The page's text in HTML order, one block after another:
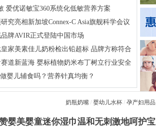
爱优诺敏宝360系统化低敏营养方案
究亮相新加坡Connex-C Asia旗舰科学会议
牌AVIR正式登陆中国市场
家美素佳儿奶粉检出铅超标 品牌方称符合
道新蓝海 婴标植物奶米布丁树立行业安全
婴儿辅食吗？营养针真均衡？
奶瓶奶嘴 / 婴幼儿水杯 / 孕产妇用品
婴美婴童迷你湿巾温和无刺激地呵护宝